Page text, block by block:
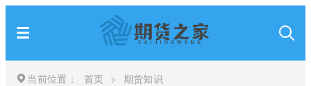
当前位置： 首页 > 期货知识